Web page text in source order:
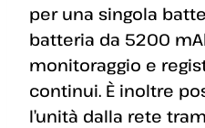
per una singola
batteria da 5200
monitoraggio e
continui. È inoltre
l’unità dalla rete